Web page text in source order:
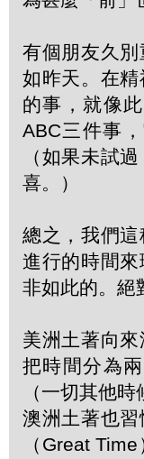
有個朋友久
如昨天。在
的事，就像
ABC三件事
（如果未試
喜。）
總之，我們
進行的時間
非如此的。絕
美洲土著向
把時間分為
（一切其他時
澳洲土著也
（Great